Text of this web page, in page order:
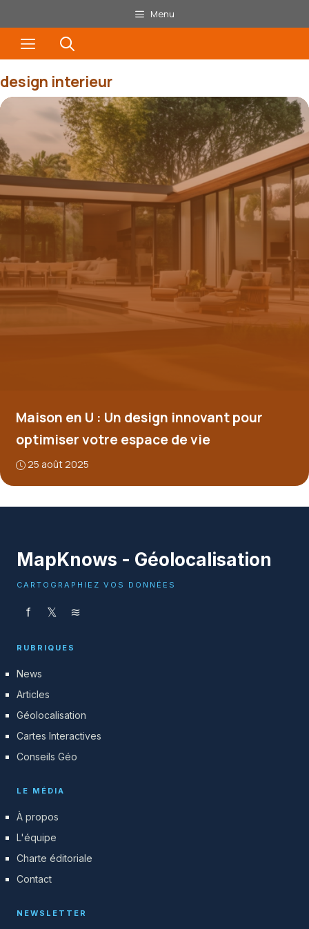
au
contenu
Menu
Menu
design interieur
Maison en U : Un design innovant pour
optimiser votre espace de vie
25 août 2025
MapKnows - Géolocalisation
CARTOGRAPHIEZ VOS DONNÉES
f 𝕏 ≋
RUBRIQUES
News
Articles
Géolocalisation
Cartes Interactives
Conseils Géo
LE MÉDIA
À propos
L'équipe
Charte éditoriale
Contact
NEWSLETTER